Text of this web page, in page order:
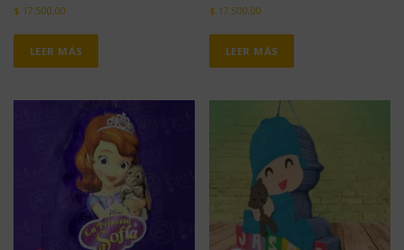
$ 17.500,00
LEER MÁS
$ 17.500,00
LEER MÁS